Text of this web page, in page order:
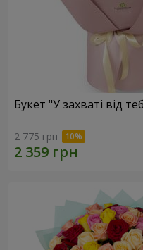
Букет "У захваті від
2 775 грн